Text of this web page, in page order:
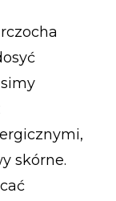
skórne.